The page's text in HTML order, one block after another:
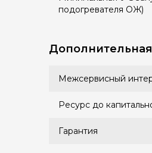
подогревателя ОЖ)
Межсервисный
Ресурс до
Гарантия